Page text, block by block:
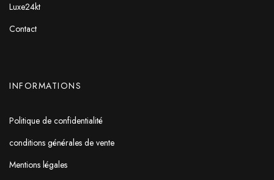
Luxe24kt
Contact
INFORMATIONS
Politique de confidentialité
conditions générales de vente
Mentions légales